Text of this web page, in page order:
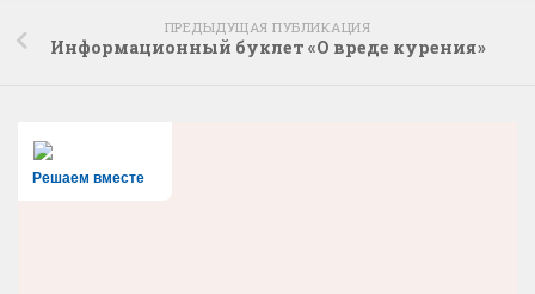
ПРЕДЫДУЩАЯ ПУБЛИКАЦИЯ
Информационный буклет «О вреде курения»
Решаем вместе